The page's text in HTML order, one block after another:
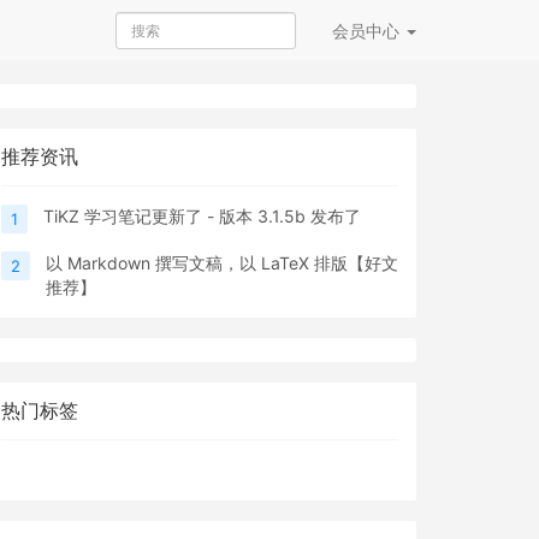
会员中心
推荐资讯
1 TiKZ 学习笔记更新了 - 版本 3.1.5b 发布了
2
以 Markdown 撰写文稿，以 LaTeX 排版【好文
推荐】
热门标签